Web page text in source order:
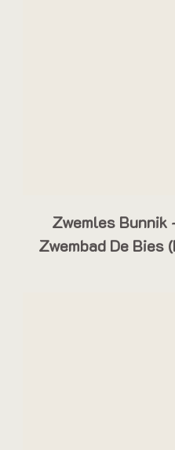
Zwemles Bunnik
Zwembad De Bies